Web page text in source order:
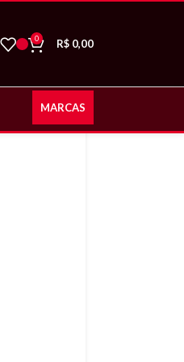
0 R$ 0,00
MARCAS